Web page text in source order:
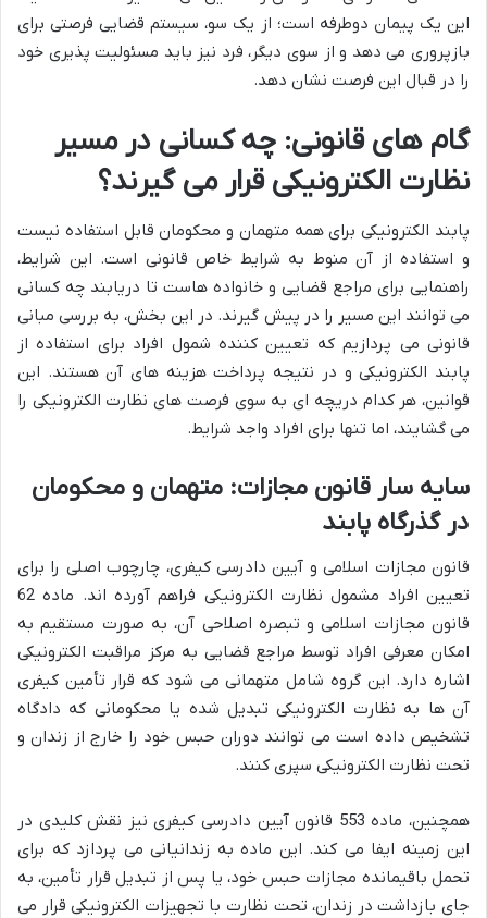
این یک پیمان دوطرفه است؛ از یک سو، سیستم قضایی فرصتی برای
بازپروری می دهد و از سوی دیگر، فرد نیز باید مسئولیت پذیری خود
را در قبال این فرصت نشان دهد.
گام های قانونی: چه کسانی در مسیر
نظارت الکترونیکی قرار می گیرند؟
پابند الکترونیکی برای همه متهمان و محکومان قابل استفاده نیست
و استفاده از آن منوط به شرایط خاص قانونی است. این شرایط،
راهنمایی برای مراجع قضایی و خانواده هاست تا دریابند چه کسانی
می توانند این مسیر را در پیش گیرند. در این بخش، به بررسی مبانی
قانونی می پردازیم که تعیین کننده شمول افراد برای استفاده از
پابند الکترونیکی و در نتیجه پرداخت هزینه های آن هستند. این
قوانین، هر کدام دریچه ای به سوی فرصت های نظارت الکترونیکی را
می گشایند، اما تنها برای افراد واجد شرایط.
سایه سار قانون مجازات: متهمان و محکومان
در گذرگاه پابند
قانون مجازات اسلامی و آیین دادرسی کیفری، چارچوب اصلی را برای
تعیین افراد مشمول نظارت الکترونیکی فراهم آورده اند. ماده 62
قانون مجازات اسلامی و تبصره اصلاحی آن، به صورت مستقیم به
امکان معرفی افراد توسط مراجع قضایی به مرکز مراقبت الکترونیکی
اشاره دارد. این گروه شامل متهمانی می شود که قرار تأمین کیفری
آن ها به نظارت الکترونیکی تبدیل شده یا محکومانی که دادگاه
تشخیص داده است می توانند دوران حبس خود را خارج از زندان و
تحت نظارت الکترونیکی سپری کنند.
همچنین، ماده 553 قانون آیین دادرسی کیفری نیز نقش کلیدی در
این زمینه ایفا می کند. این ماده به زندانیانی می پردازد که برای
تحمل باقیمانده مجازات حبس خود، یا پس از تبدیل قرار تأمین، به
جای بازداشت در زندان، تحت نظارت با تجهیزات الکترونیکی قرار می